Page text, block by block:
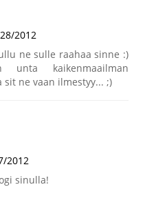
2012
ne sulle raahaa sinne :)
unta kaikenmaailman
ne vaan ilmestyy... ;)
2012
sinulla!